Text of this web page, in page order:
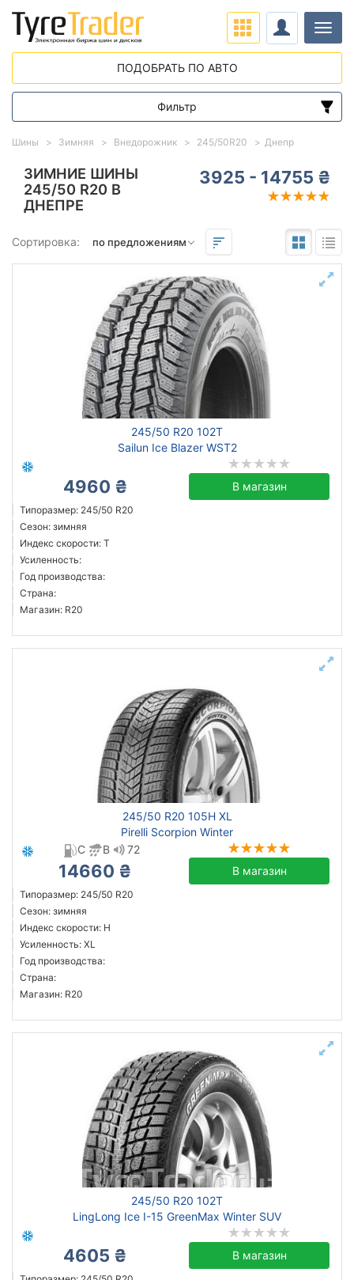
ЗИМНИЕ ШИНЫ
245/50 R20 В
ДНЕПРЕ
3925 - 14755 ₴
Сортировка:
245/50 R20 102T
Sailun Ice Blazer WST2
4960 ₴ В магазин
Типоразмер: 245/50 R20
Сезон: зимняя
Индекс скорости: T
Усиленность:
Год производства:
Страна:
Магазин: R20
245/50 R20 105H XL
Pirelli Scorpion Winter
C
B 72
14660 ₴ В магазин
Типоразмер: 245/50 R20
Сезон: зимняя
Индекс скорости: H
Усиленность: XL
Год производства:
Страна:
Магазин: R20
245/50 R20 102T
LingLong Ice I-15 GreenMax Winter SUV
4605 ₴ В магазин
Шины Зимняя Внедорожник 245/50R20 Днепр
ПОДОБРАТЬ ПО АВТО
Фильтр
Диапазон цен
от
Подбор по параметрам
245
зимняя нешип
зимняя шип
Continental
Hankook
Sailun
Goodyear
Bridgestone
Aplus
Тип транспортного средства
Усиленная шина
Сбросить Подобрать